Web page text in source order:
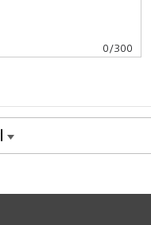
0 /300